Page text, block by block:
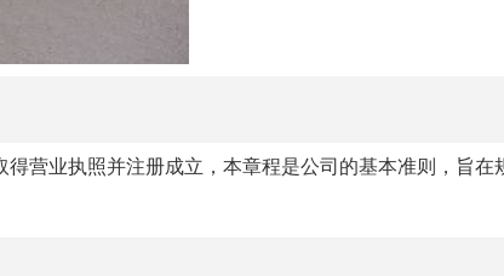
营业执照并注册成立，本章程是公司的基本准则，旨在